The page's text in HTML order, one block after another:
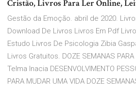
Cristão, Livros Para Ler Online,
Gestão da Emoção. abril de 2020.
Download De Livros Livros Em Pdf
Estudo Livros De Psicologia Zibia
Livros Gratuitos. DOZE SEMANAS PARA
Telma Inacia DESENVOLVIMENTO
PARA MUDAR UMA VIDA DOZE